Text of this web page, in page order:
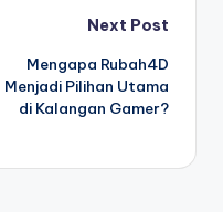
Next Post
Mengapa Rubah4D
Menjadi Pilihan Utama
di Kalangan Gamer?